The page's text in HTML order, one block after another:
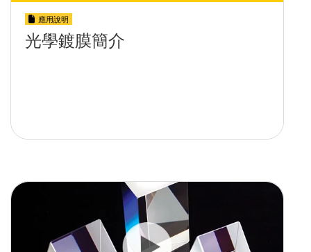
應用說明
光學鍍膜簡介